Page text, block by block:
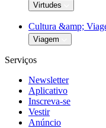
Virtudes
Cultura &amp;
Viagem
Serviços
Newsletter
Aplicativo
Inscreva-se
Vestir
Anúncio